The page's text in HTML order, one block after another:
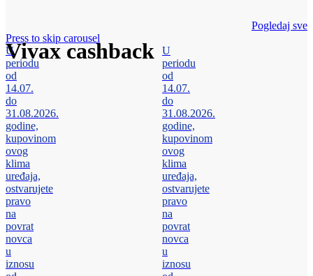
Vivax cashback
Pogledaj sve
Press to skip carousel
U
periodu
od
14.07.
do
31.08.2026.
godine,
kupovinom
ovog
klima
uređaja,
ostvarujete
pravo
na
povrat
novca
u
iznosu
U
periodu
od
14.07.
do
31.08.2026.
godine,
kupovinom
ovog
klima
uređaja,
ostvarujete
pravo
na
povrat
novca
u
iznosu